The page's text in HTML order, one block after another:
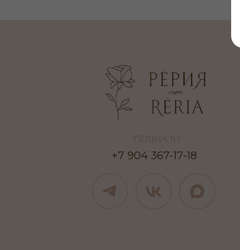
Все фото — и видеоматериалы